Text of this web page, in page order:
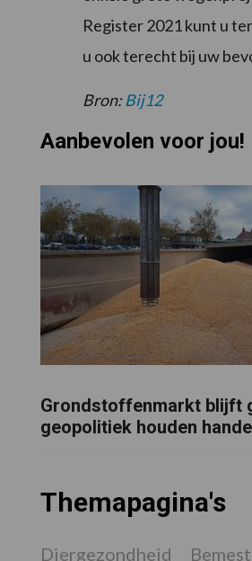
Register 2021kunt u
u ook terecht bij uw
Bron:Bij12
Aanbevolen voor jou!
Grondstoffenmarkt blijft
geopolitiek houden
Themapagina's
Diergezondheid